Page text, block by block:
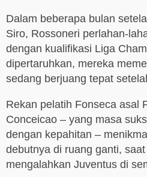
Dalam beberapa bulan
Siro, Rossoneri perlahan-
dengan kualifikasi Liga
dipertaruhkan, mereka
sedang berjuang tepat
Rekan pelatih Fonseca asal
Conceicao – yang masa
dengan kepahitan –
debutnya di ruang ganti,
mengalahkan Juventus di